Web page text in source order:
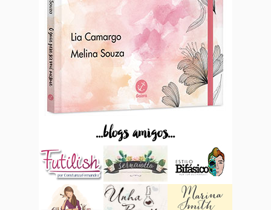
...blogs amigos...